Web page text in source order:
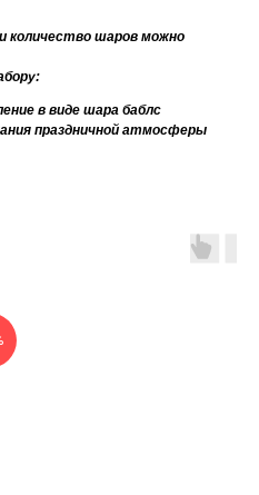
количество шаров можно
в виде шара баблс
праздничной атмосферы